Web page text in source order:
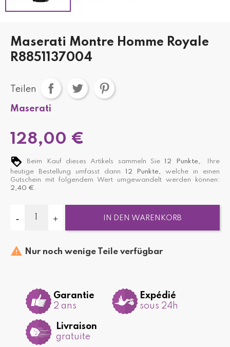
Maserati Montre Homme Royale
R8851137004
Teilen
Maserati
128,00 €
Beim Kauf dieses Artikels sammeln Sie12 Punkte, . Ihre
heutige Bestellung umfasst dann 12 Punkte,
welche in einen
Gutschein mit folgendem Wert umgewandelt werden können:
2,40 € .
IN DEN WARENKORB
 Nur noch wenige Teile verfügbar
Garantie
2 ans
Expédié
sous 24h
Livraison
gratuite